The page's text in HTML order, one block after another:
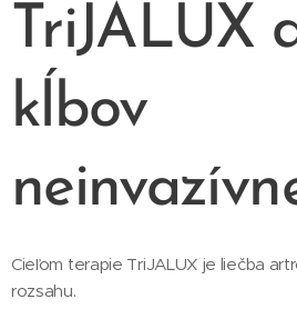
TriJALUX
kĺbov
Cieľom terapie TriJALUX je liečba
rozsahu.